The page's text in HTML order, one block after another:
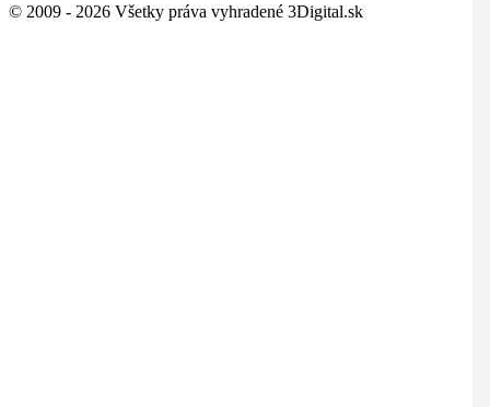
© 2009 - 2026 Všetky práva vyhradené 3Digital.sk